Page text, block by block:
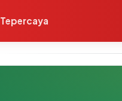
Tepercaya